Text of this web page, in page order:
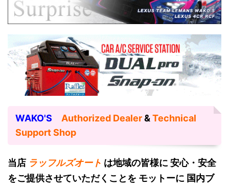
WAKO'S Authorized Dealer&Technical
Support Shop
当店 ラッフルズオート は地域の皆様に 安心・安全
をご提供させていただくことを モットーに 国内ブ